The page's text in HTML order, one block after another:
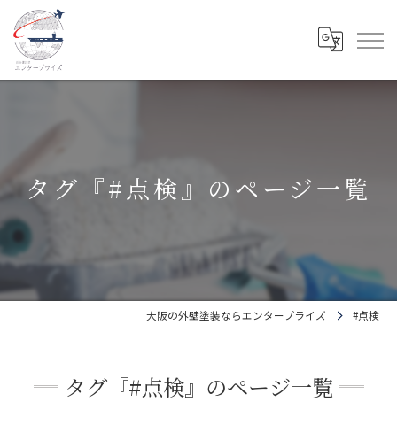
タグ『#点検』のページ一覧
大阪の外壁塗装ならエンタープライズ #点検
タグ『#点検』のページ一覧